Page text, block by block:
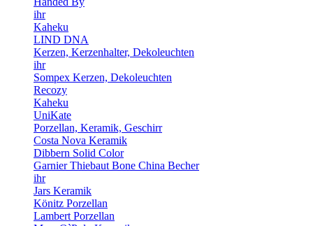
ihr
Kaheku
LIND DNA
Kerzen, Kerzenhalter, Dekoleuchten
ihr
Sompex Kerzen, Dekoleuchten
Recozy
Kaheku
UniKate
Porzellan, Keramik, Geschirr
Costa Nova Keramik
Dibbern Solid Color
Garnier Thiebaut Bone China Becher
ihr
Jars Keramik
Könitz Porzellan
Lambert Porzellan